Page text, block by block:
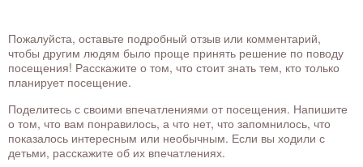
Пожалуйста, оставьте подробный отзыв или комментарий,
чтобы другим людям было проще принять решение по поводу
посещения! Расскажите о том, что стоит знать тем, кто только
планирует посещение.
Поделитесь с своими впечатлениями от посещения. Напишите
о том, что вам понравилось, а что нет, что запомнилось, что
показалось интересным или необычным. Если вы ходили с
детьми, расскажите об их впечатлениях.